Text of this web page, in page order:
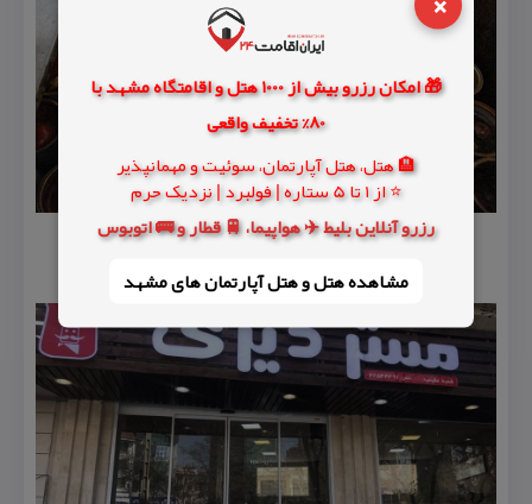
🎁 امکان رزرو بیش از 1000 هتل و اقامتگاه مشهد با
80% تخفیف واقعی
🏨 هتل، هتل آپارتمان، سوئیت و مهمانپذیر
⭐ از 1 تا 5 ستاره | فولبرد | نزدیک حرم
رزرو آنلاین بلیط ✈️ هواپیما، 🚆 قطار و 🚌 اتوبوس
مشاهده هتل و هتل‌ آپارتمان های مشهد